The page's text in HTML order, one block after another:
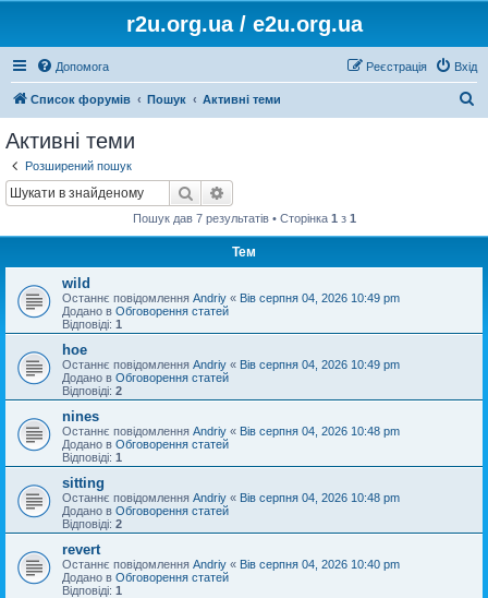
r2u.org.ua / e2u.org.ua
Допомога Вхід
Реєстрація
Список форумів Пошук Активні теми
Активні теми
Розширений пошук
Пошук
Пошук дав 7 результатів • Сторінка 1 з 1
Тем
wild
Останнє повідомлення Andriy « Вів серпня 04, 2026 10:49 pm
Додано в Обговорення статей
Відповіді: 1
hoe
Останнє повідомлення Andriy « Вів серпня 04, 2026 10:49 pm
Додано в Обговорення статей
Відповіді: 2
nines
Останнє повідомлення Andriy « Вів серпня 04, 2026 10:48 pm
Додано в Обговорення статей
Відповіді: 1
sitting
Останнє повідомлення Andriy « Вів серпня 04, 2026 10:48 pm
Додано в Обговорення статей
Відповіді: 2
revert
Останнє повідомлення Andriy « Вів серпня 04, 2026 10:40 pm
Додано в Обговорення статей
Відповіді: 1